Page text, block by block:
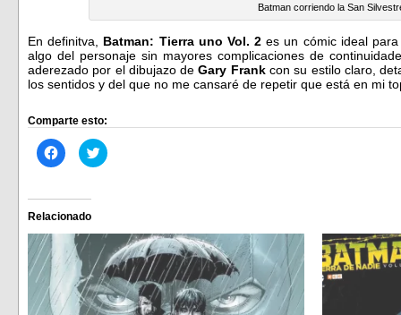
Batman corriendo la San
En definitva, Batman: Tierra uno Vol. 2es un cómic ideal
algo del personaje sin mayores complicaciones de
aderezado por el dibujazo deGary Frankcon su estilo claro,
los sentidos y del que no me cansaré de repetir que está en mi
Comparte esto:
Haz
clic
Facebook
(Se
abre
en
una
ventana
nueva)
Haz
clic
en
una
ventana
nueva)
Relacionado